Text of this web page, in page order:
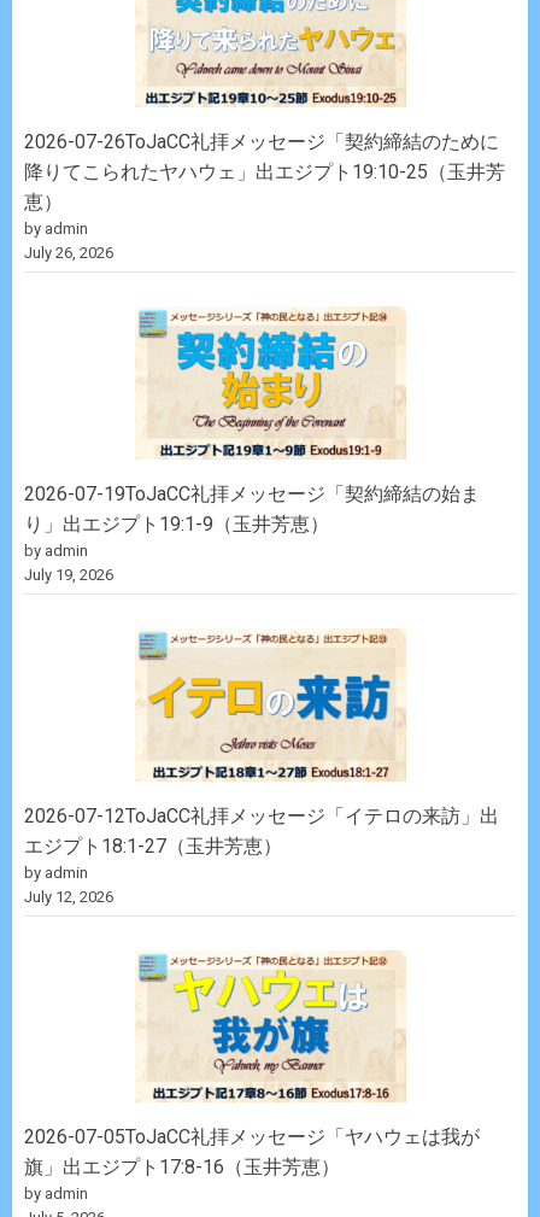
2026-07-26ToJaCC礼拝メッセージ「契約締結のために
降りてこられたヤハウェ」出エジプト19:10-25（玉井芳
恵）
by admin
July 26, 2026
2026-07-19ToJaCC礼拝メッセージ「契約締結の始ま
り」出エジプト19:1-9（玉井芳恵）
by admin
July 19, 2026
2026-07-12ToJaCC礼拝メッセージ「イテロの来訪」出
エジプト18:1-27（玉井芳恵）
by admin
July 12, 2026
2026-07-05ToJaCC礼拝メッセージ「ヤハウェは我が
旗」出エジプト17:8-16（玉井芳恵）
by admin